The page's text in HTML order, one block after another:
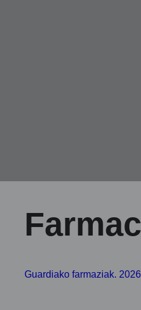
Guardiako farmaziak.